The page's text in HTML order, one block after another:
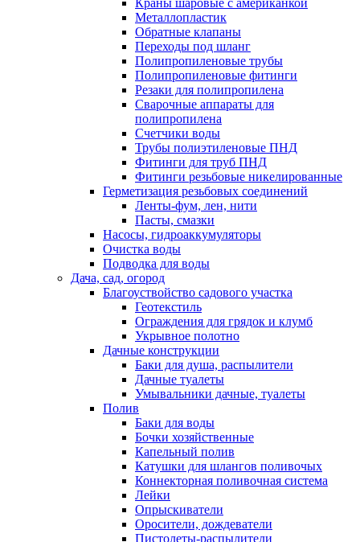
Краны шаровые с американкой
Металлопластик
Обратные клапаны
Переходы под шланг
Полипропиленовые трубы
Полипропиленовые фитинги
Резаки для полипропилена
Сварочные аппараты для
полипропилена
Счетчики воды
Трубы полиэтиленовые ПНД
Фитинги для труб ПНД
Фитинги резьбовые никелированные
Герметизация резьбовых соединений
Ленты-фум, лен, нити
Пасты, смазки
Насосы, гидроаккумуляторы
Очистка воды
Подводка для воды
Дача, сад, огород
Благоуствойство садового участка
Геотекстиль
Ограждения для грядок и клумб
Укрывное полотно
Дачные конструкции
Баки для душа, распылители
Дачные туалеты
Умывальники дачные, туалеты
Полив
Баки для воды
Бочки хозяйственные
Капельный полив
Катушки для шлангов поливочых
Коннекторная поливочная система
Лейки
Опрыскиватели
Оросители, дождеватели
Пистолеты-распылители